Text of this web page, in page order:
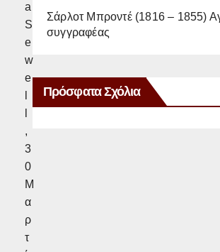
a
S
e
w
e
,
3
0
Μ
α
ρ
τ
Σάρλοτ Μπροντέ (1816 – 1855)
συγγραφέας
Πρόσφατα Σχόλια